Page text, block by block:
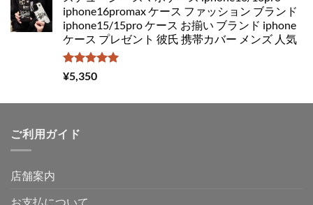
iphone16promax ケース ファッション ブランド
iphone15/15pro ケース お揃い ブランド iphone
ケース プレゼント 彼氏 携帯カバー メンズ 人気
5段階中
5.00
¥5,350
ご利用ガイド
店舗案内
お支払について